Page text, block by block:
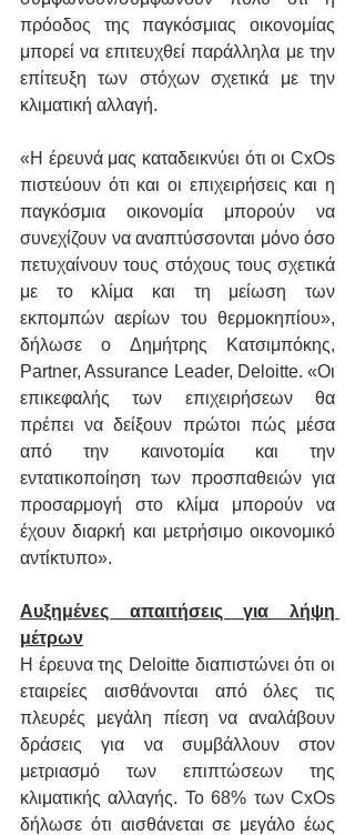
πρόοδος της παγκόσμιας οικονομίας
μπορεί να επιτευχθεί παράλληλα με την
επίτευξη των στόχων σχετικά με την
κλιματική αλλαγή.
«Η έρευνά μας καταδεικνύει ότι οι CxOs
πιστεύουν ότι και οι επιχειρήσεις και η
παγκόσμια οικονομία μπορούν να
συνεχίζουν να αναπτύσσονται μόνο όσο
πετυχαίνουν τους στόχους τους σχετικά
με το κλίμα και τη μείωση των
εκπομπών αερίων του θερμοκηπίου»,
δήλωσε o Δημήτρης Κατσιμπόκης,
Partner, Assurance Leader, Deloitte. «Οι
επικεφαλής των επιχειρήσεων θα
πρέπει να δείξουν πρώτοι πώς μέσα
από την καινοτομία και την
εντατικοποίηση των προσπαθειών για
προσαρμογή στο κλίμα μπορούν να
έχουν διαρκή και μετρήσιμο οικονομικό
αντίκτυπο».
Αυξημένες απαιτήσεις για λήψη
μέτρων
Η έρευνα της Deloitte διαπιστώνει ότι οι
εταιρείες αισθάνονται από όλες τις
πλευρές μεγάλη πίεση να αναλάβουν
δράσεις για να συμβάλλουν στον
μετριασμό των επιπτώσεων της
κλιματικής αλλαγής. Το 68% των CxOs
δήλωσε ότι αισθάνεται σε μεγάλο έως